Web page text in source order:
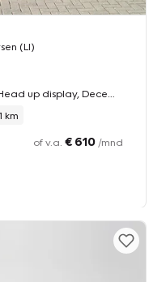
(LI)
km
of v.a. € 610 /mnd